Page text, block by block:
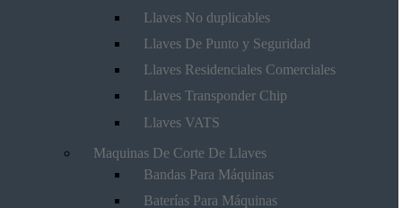
Llaves No duplicables
Llaves De Punto y Seguridad
Llaves Residenciales Comerciales
Llaves Transponder Chip
Llaves VATS
Maquinas De Corte De Llaves
Bandas Para Máquinas
Baterías Para Máquinas